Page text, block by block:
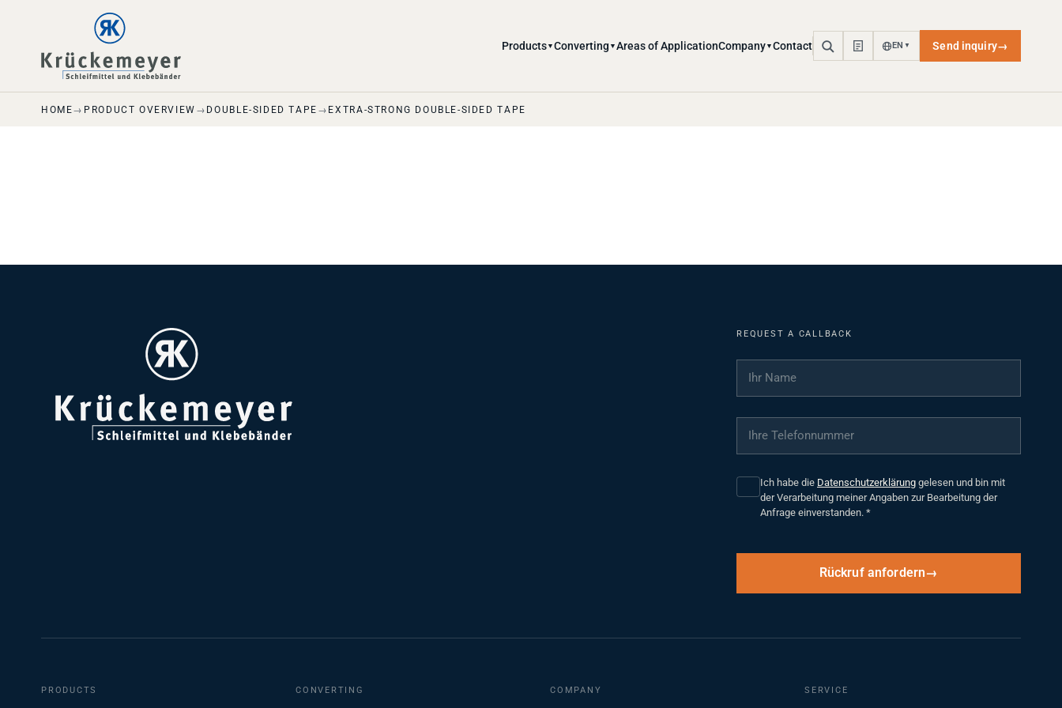
Skip to main navigation
Skip to main content
Skip to page footer
Products▼ Converting ▼ Areas of ApplicationCompany▼ Contact EN ▼ Send inquiry→
HOME PRODUCT OVERVIEW DOUBLE-SIDED TAPE EXTRA-STRONG DOUBLE-SIDED TAPE
REQUEST A CALLBACK
Ihr Name
Ihre Telefonnummer
Ich habe die Datenschutzerklärung gelesen und bin mit
der Verarbeitung meiner Angaben zur Bearbeitung der
Anfrage einverstanden. *
Rückruf anfordern
PRODUCTS CONVERTING COMPANY SERVICE